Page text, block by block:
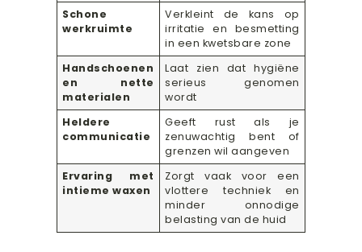
Schone
werkruimte
Verkleint de kans op
irritatie en besmetting
in een kwetsbare zone
Handschoenen
en nette
materialen
Laat zien dat hygiëne
serieus genomen
wordt
Heldere
communicatie
Geeft rust als je
zenuwachtig bent of
grenzen wil aangeven
Ervaring met
intieme waxen
Zorgt vaak voor een
vlottere techniek en
minder onnodige
belasting van de huid